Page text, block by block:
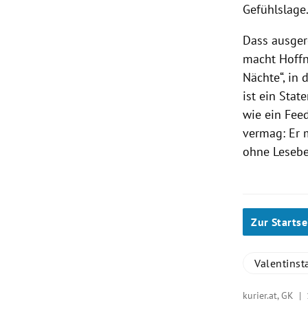
Dass
macht
Nächte“, in
ist ein
wie ein
vermag: Er
ohne
Zur
kurier.at, GK |